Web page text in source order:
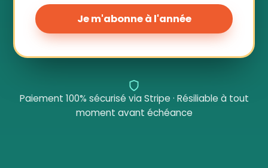
Je m'abonne à l'année
Paiement 100% sécurisé via Stripe · Résiliable à tout
moment avant échéance